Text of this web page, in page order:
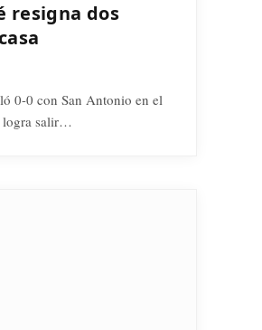
resigna dos
0-0 con San Antonio en el
logra salir…